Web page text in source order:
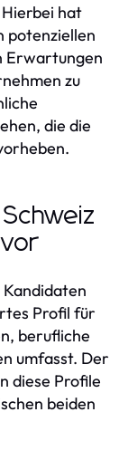
hat
potenziellen
Erwartungen
zu
die die
Profil für
berufliche
umfasst. Der
diese Profile
beiden